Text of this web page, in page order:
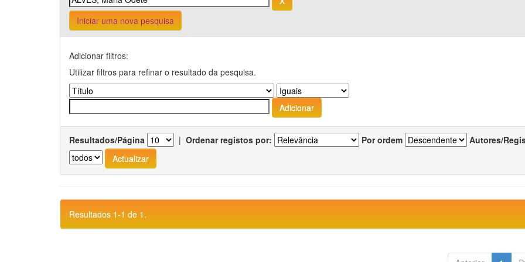
Iniciar uma nova pesquisa
Adicionar filtros:
Utilizar filtros para refinar o resultado da pesquisa.
Resultados/Página | Ordenar registos por: Por ordem Autores/
Resultados 1-1 de 1.